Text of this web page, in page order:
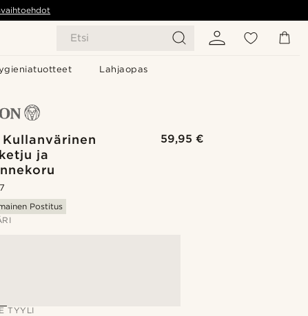
Etsi
Lahjaopas
ja
59,95 €
Postitus
TYYLI